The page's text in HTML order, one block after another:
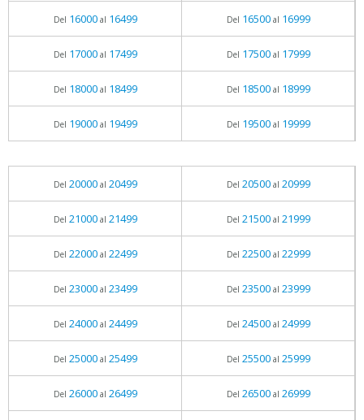
Del 16000al 16499 Del 16500al 16999
Del 17000al 17499 Del 17500al 17999
Del 18000al 18499 Del 18500al 18999
Del 19000al 19499 Del 19500al 19999
Del 20000al 20499 Del 20500al 20999
Del 21000al 21499 Del 21500al 21999
Del 22000al 22499 Del 22500al 22999
Del 23000al 23499 Del 23500al 23999
Del 24000al 24499 Del 24500al 24999
Del 25000al 25499 Del 25500al 25999
Del 26000al 26499 Del 26500al 26999